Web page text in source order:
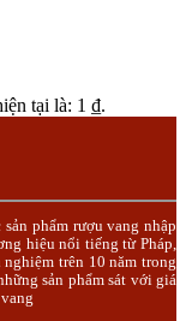
tại là: 1 ₫.
phẩm rượu vang nhập
hiệu nổi tiếng từ Pháp,
trên 10 năm trong
sản phẩm sát với giá